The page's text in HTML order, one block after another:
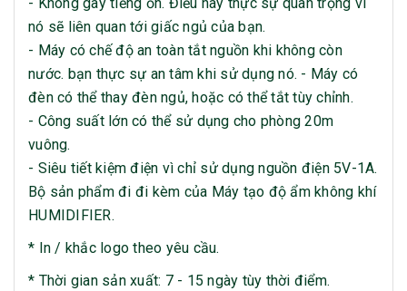
nó sẽ liên quan tới giấc ngủ của bạn.
- Máy có chế độ an toàn tắt nguồn khi không còn
nước. bạn thực sự an tâm khi sử dụng nó. - Máy có
đèn có thể thay đèn ngủ, hoặc có thể tắt tùy chỉnh.
- Công suất lớn có thể sử dụng cho phòng 20m
vuông.
- Siêu tiết kiệm điện vì chỉ sử dụng nguồn điện 5V-1A.
Bộ sản phẩm đi đi kèm của Máy tạo độ ẩm không khí
HUMIDIFIER.
* In / khắc logo theo yêu cầu.
* Thời gian sản xuất: 7 - 15 ngày tùy thời điểm.